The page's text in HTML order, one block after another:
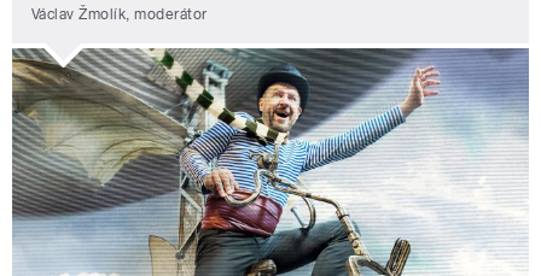
Václav Žmolík, moderátor